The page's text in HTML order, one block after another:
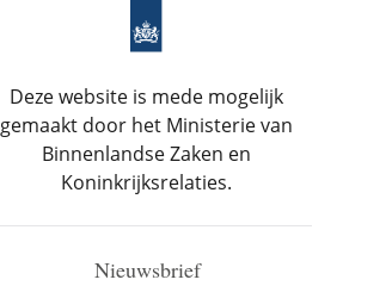
Deze website is mede mogelijk
gemaakt door het Ministerie van
Binnenlandse Zaken en
Koninkrijksrelaties.
Nieuwsbrief